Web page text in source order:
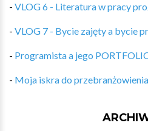
- VLOG 6 - Literatura w pracy
- VLOG 7 - Bycie zajęty a bycie
- Programista a jego
- Moja iskra do